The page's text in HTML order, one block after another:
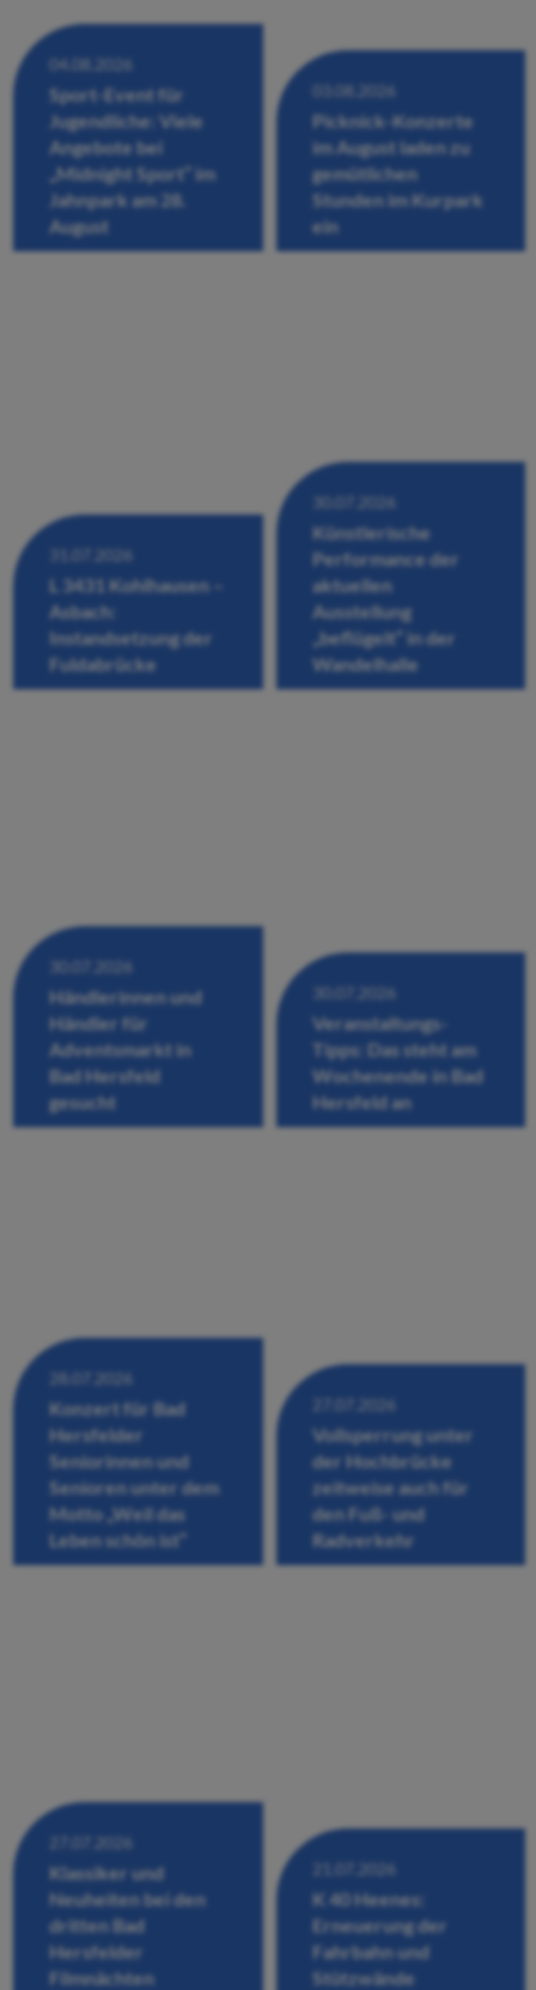
04.08.2026
Sport-Event für
Jugendliche: Viele
Angebote bei
„Midnight Sport“ im
Jahnpark am 28.
August
03.08.2026
Picknick-Konzerte
im August laden zu
gemütlichen
Stunden im Kurpark
ein
31.07.2026
L 3431 Kohlhausen –
Asbach:
Instandsetzung der
Fuldabrücke
30.07.2026
Künstlerische
Performance der
aktuellen
Ausstellung
„beflügelt“ in der
Wandelhalle
30.07.2026
Händlerinnen und
Händler für
Adventsmarkt in
Bad Hersfeld
gesucht
30.07.2026
Veranstaltungs-
Tipps: Das steht am
Wochenende in Bad
Hersfeld an
28.07.2026
Konzert für Bad
Hersfelder
Seniorinnen und
Senioren unter dem
Motto „Weil das
Leben schön ist“
27.07.2026
Vollsperrung unter
der Hochbrücke
zeitweise auch für
den Fuß- und
Radverkehr
27.07.2026
Klassiker und
Neuheiten bei den
dritten Bad
Hersfelder
Filmnächten
21.07.2026
K 40 Heenes:
Erneuerung der
Fahrbahn und
Stützwände